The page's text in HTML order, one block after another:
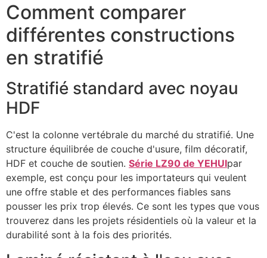
Comment comparer
différentes constructions
en stratifié
Stratifié standard avec noyau
HDF
C'est la colonne vertébrale du marché du stratifié. Une
structure équilibrée de couche d'usure, film décoratif,
HDF et couche de soutien. Série LZ90 de YEHUIpar
exemple, est conçu pour les importateurs qui veulent
une offre stable et des performances fiables sans
pousser les prix trop élevés. Ce sont les types que vous
trouverez dans les projets résidentiels où la valeur et la
durabilité sont à la fois des priorités.